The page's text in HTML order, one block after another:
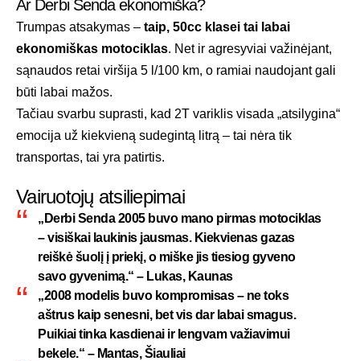
Ar Derbi Senda ekonomiška?
Trumpas atsakymas – taip, 50cc klasei tai labai
ekonomiškas motociklas. Net ir agresyviai važinėjant,
sąnaudos retai viršija 5 l/100 km, o ramiai naudojant gali
būti labai mažos.
Tačiau svarbu suprasti, kad 2T variklis visada „atsilygina“
emocija už kiekvieną sudegintą litrą – tai nėra tik
transportas, tai yra patirtis.
Vairuotojų atsiliepimai
„Derbi Senda 2005 buvo mano pirmas motociklas
– visiškai laukinis jausmas. Kiekvienas gazas
reiškė šuolį į priekį, o miške jis tiesiog gyveno
savo gyvenimą.“ – Lukas, Kaunas
„2008 modelis buvo kompromisas – ne toks
aštrus kaip senesni, bet vis dar labai smagus.
Puikiai tinka kasdienai ir lengvam važiavimui
bekele.“ – Mantas, Šiauliai